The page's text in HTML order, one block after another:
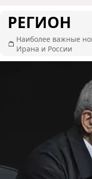
РЕГИОН
Наиболее важные
Ирана и России